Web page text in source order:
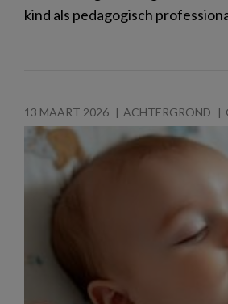
kind als pedagogisch
13 MAART 2026 ACHTERGROND